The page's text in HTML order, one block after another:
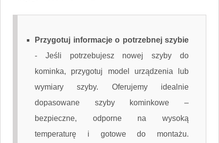
Przygotuj informacje o potrzebnej szybie
- Jeśli potrzebujesz nowej szyby do
kominka, przygotuj model urządzenia lub
wymiary szyby. Oferujemy idealnie
dopasowane szyby kominkowe –
bezpieczne, odporne na wysoką
temperaturę i gotowe do montażu.